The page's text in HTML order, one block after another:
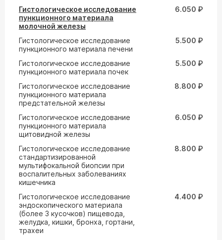
Гистологическое исследование
пункционного материала
молочной железы
6.050 ₽
Гистологическое исследование
пункционного материала печени
5.500 ₽
Гистологическое исследование
пункционного материала почек
5.500 ₽
Гистологическое исследование
пункционного материала
предстательной железы
8.800 ₽
Гистологическое исследование
пункционного материала
щитовидной железы
6.050 ₽
Гистологическое исследование
стандартизированной
мультифокальной биопсии при
воспалительных заболеваниях
кишечника
8.800 ₽
Гистологическое исследование
эндоскопического материала
(более 3 кусочков) пищевода,
желудка, кишки, бронха, гортани,
трахеи
4.400 ₽